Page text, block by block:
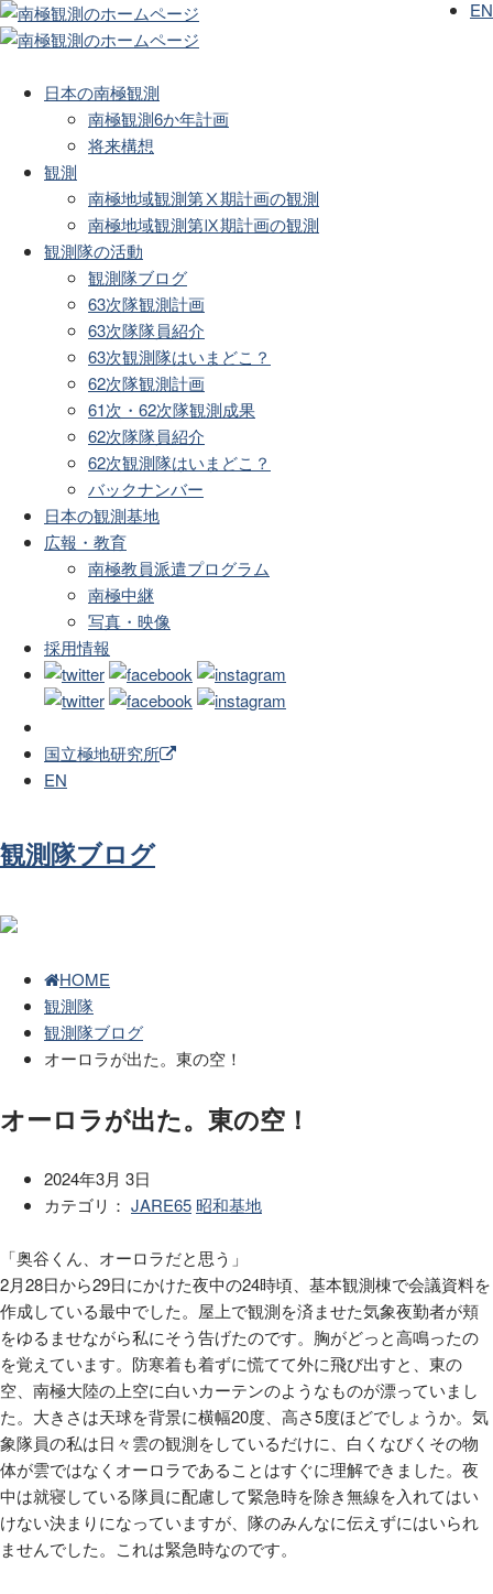
日本の南極観測
南極観測6か年計画
将来構想
観測
南極地域観測第Ⅹ期計画の観測
南極地域観測第Ⅸ期計画の観測
観測隊の活動
観測隊ブログ
63次隊観測計画
63次隊隊員紹介
63次観測隊はいまどこ？
62次隊観測計画
61次・62次隊観測成果
62次隊隊員紹介
62次観測隊はいまどこ？
バックナンバー
日本の観測基地
広報・教育
南極教員派遣プログラム
南極中継
写真・映像
採用情報
国立極地研究所
EN
EN
観測隊ブログ
HOME
観測隊
観測隊ブログ
オーロラが出た。東の空！
オーロラが出た。東の空！
2024年3月 3日
カテゴリ： JARE65 昭和基地
「奥谷くん、オーロラだと思う」
2月28日から29日にかけた夜中の24時頃、基本観測棟で会議資料を
作成している最中でした。屋上で観測を済ませた気象夜勤者が頬
をゆるませながら私にそう告げたのです。胸がどっと高鳴ったの
を覚えています。防寒着も着ずに慌てて外に飛び出すと、東の
空、南極大陸の上空に白いカーテンのようなものが漂っていまし
た。大きさは天球を背景に横幅20度、高さ5度ほどでしょうか。気
象隊員の私は日々雲の観測をしているだけに、白くなびくその物
体が雲ではなくオーロラであることはすぐに理解できました。夜
中は就寝している隊員に配慮して緊急時を除き無線を入れてはい
けない決まりになっていますが、隊のみんなに伝えずにはいられ
ませんでした。これは緊急時なのです。